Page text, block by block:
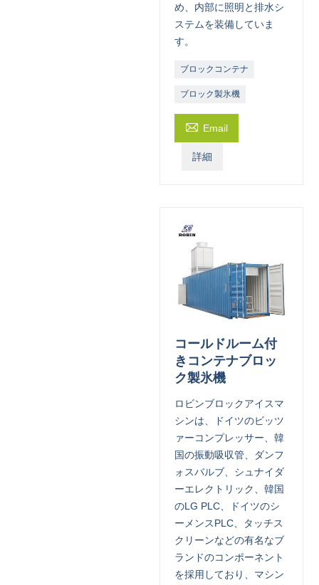
め、内部に照明と排水シ
ステムを装備していま
す。
ブロックコンテナ
ブロック製氷機
 Email
詳細
コールドルーム付
きコンテナブロッ
ク製氷機
ロビンブロックアイスマ
シンは、ドイツのビッツ
ァーコンプレッサー、韓
国の振動吸収管、ダンフ
ォスバルブ、シュナイダ
ーエレクトリック、韓国
のLG PLC、ドイツのシ
ーメンスPLC、タッチス
クリーンなどの有名なブ
ランドのコンポーネント
を採用しており、マシン